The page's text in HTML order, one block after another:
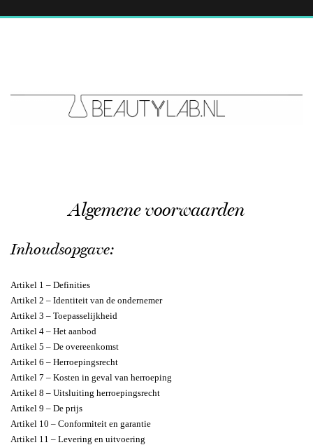
Algemene voorwaarden
Inhoudsopgave:
Artikel 1 – Definities
Artikel 2 – Identiteit van de ondernemer
Artikel 3 – Toepasselijkheid
Artikel 4 – Het aanbod
Artikel 5 – De overeenkomst
Artikel 6 – Herroepingsrecht
Artikel 7 – Kosten in geval van herroeping
Artikel 8 – Uitsluiting herroepingsrecht
Artikel 9 – De prijs
Artikel 10 – Conformiteit en garantie
Artikel 11 – Levering en uitvoering